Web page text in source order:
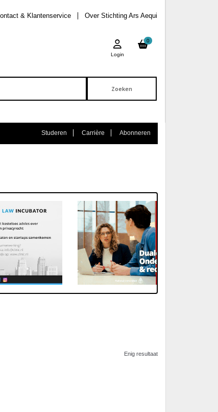
Over Stichting Ars Aequi
& Klantenservice
0
Login
Studeren Carrière Abonneren
Enig resultaat